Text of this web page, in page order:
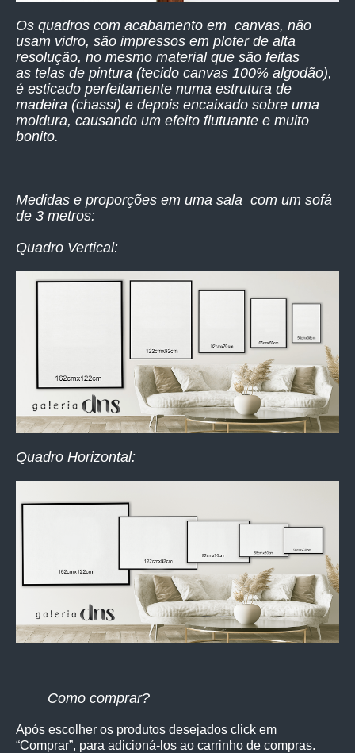
Os quadros com acabamento em canvas, não
usam vidro, são impressos em ploter de alta
resolução, no mesmo material que são feitas
as telas de pintura (tecido canvas 100% algodão),
é esticado perfeitamente numa estrutura de
madeira (chassi) e depois encaixado sobre uma
moldura, causando um efeito flutuante e muito
bonito.
Medidas e proporções em uma sala com um sofá
de 3 metros:
Quadro Vertical:
Quadro Horizontal:
Como comprar?
Após escolher os produtos desejados click em
“Comprar”, para adicioná-los ao carrinho de compras.